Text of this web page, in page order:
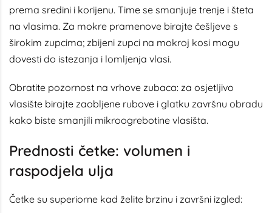
prema sredini i korijenu. Time se smanjuje trenje i šteta
na vlasima. Za mokre pramenove birajte češljeve s
širokim zupcima; zbijeni zupci na mokroj kosi mogu
dovesti do istezanja i lomljenja vlasi.
Obratite pozornost na vrhove zubaca: za osjetljivo
vlasište birajte zaobljene rubove i glatku završnu obradu
kako biste smanjili mikroogrebotine vlasišta.
Prednosti četke: volumen i
raspodjela ulja
Četke su superiorne kad želite brzinu i završni izgled: